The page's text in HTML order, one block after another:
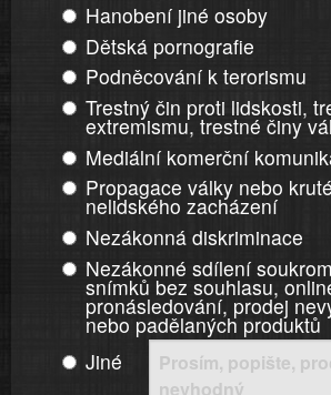
Hanobení jiné osoby
Dětská pornografie
Podněcování k terorismu
Trestný čin proti lidskosti,
extremismu, trestné činy
Mediální komerční
Propagace války nebo
nelidského zacházení
Nezákonná diskriminace
Nezákonné sdílení
snímků bez souhlasu,
pronásledování, prodej
nebo padělaných produktů
Jiné